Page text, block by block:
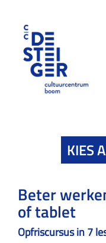
KIES
Beter
of tablet
Opfriscursus in 7